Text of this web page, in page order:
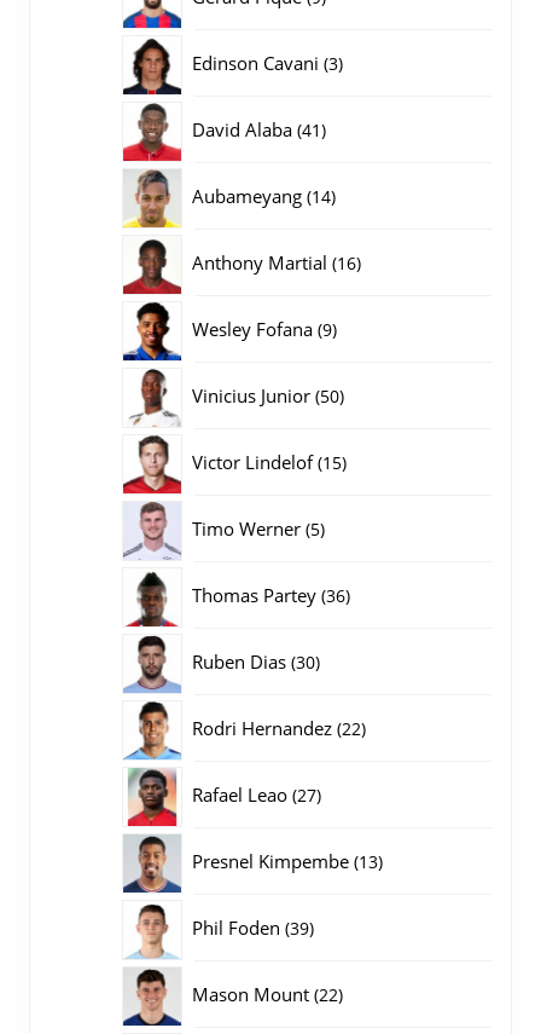
Edinson Cavani 33
David Alaba 4141
Aubameyang 1414
Anthony Martial 1616
Wesley Fofana 99
Vinicius Junior 5050
Victor Lindelof 1515
Timo Werner 55
Thomas Partey 3636
Ruben Dias 3030
Rodri Hernandez 2222
Rafael Leao 2727
Presnel Kimpembe 1313
Phil Foden 3939
Mason Mount 2222